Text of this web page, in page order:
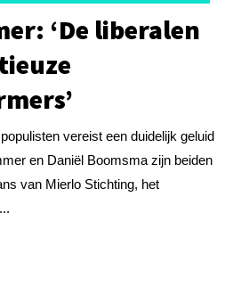
‘De liberalen
vereist een duidelijk geluid
en Daniël Boomsma zijn beiden
van Mierlo Stichting, het